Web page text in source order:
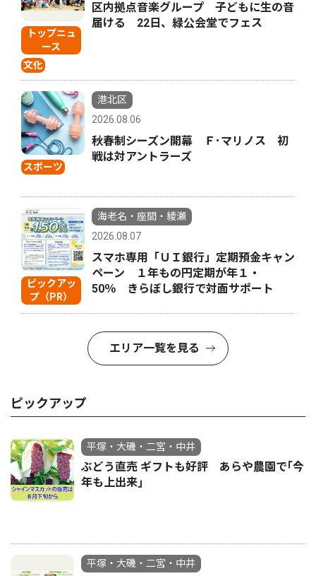
トップニュ
ース
文化
区内拠点音楽グループ 子どもに生の音
届ける 22日、緑公会堂でフェス
スポーツ
港北区
2026.08.06
秋春制シーズン開幕 Ｆ･マリノス 初
戦は対アントラーズ
ピックアッ
プ（PR）
海老名・座間・綾瀬
2026.08.07
スマホ専用「ＵＩ銀行」定期預金キャン
ペーン １年もの円定期が年１・
50％ きらぼし銀行で対面サポート
エリア一覧を見る
ピックアップ
平塚・大磯・二宮・中井
ぶどう直売 ギフトも好評 あらや農園で｢今
年も上出来｣
平塚・大磯・二宮・中井